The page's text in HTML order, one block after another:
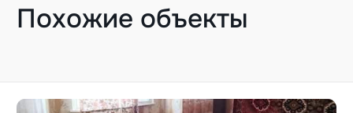
Похожие объекты